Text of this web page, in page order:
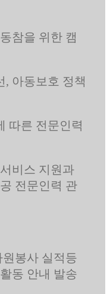
참을 위한 캠
, 아동보호 정책
따른 전문인력
비스 지원과
전문인력 관
봉사 실적등
동 안내 발송